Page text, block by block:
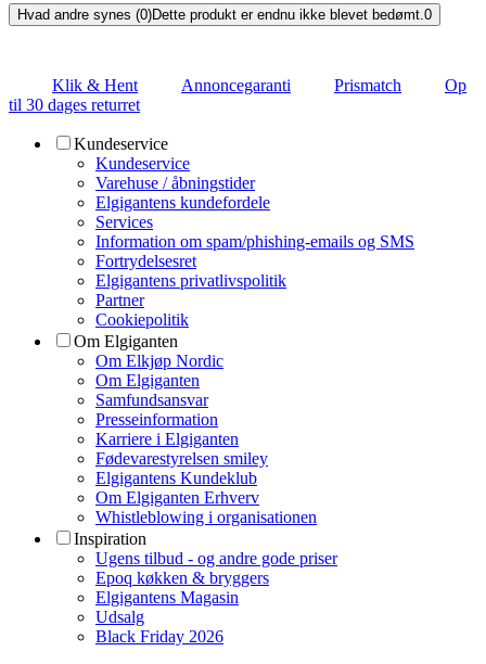
Hvad andre synes (0)Dette produkt er endnu ikke blevet bedømt.0
Klik & Hent Annoncegaranti Prismatch
Op
til 30 dages returret
Kundeservice
Kundeservice
Varehuse / åbningstider
Elgigantens kundefordele
Services
Information om spam/phishing-emails og SMS
Fortrydelsesret
Elgigantens privatlivspolitik
Partner
Cookiepolitik
Om Elgiganten
Om Elkjøp Nordic
Om Elgiganten
Samfundsansvar
Presseinformation
Karriere i Elgiganten
Fødevarestyrelsen smiley
Elgigantens Kundeklub
Om Elgiganten Erhverv
Whistleblowing i organisationen
Inspiration
Ugens tilbud - og andre gode priser
Epoq køkken & bryggers
Elgigantens Magasin
Udsalg
Black Friday 2026